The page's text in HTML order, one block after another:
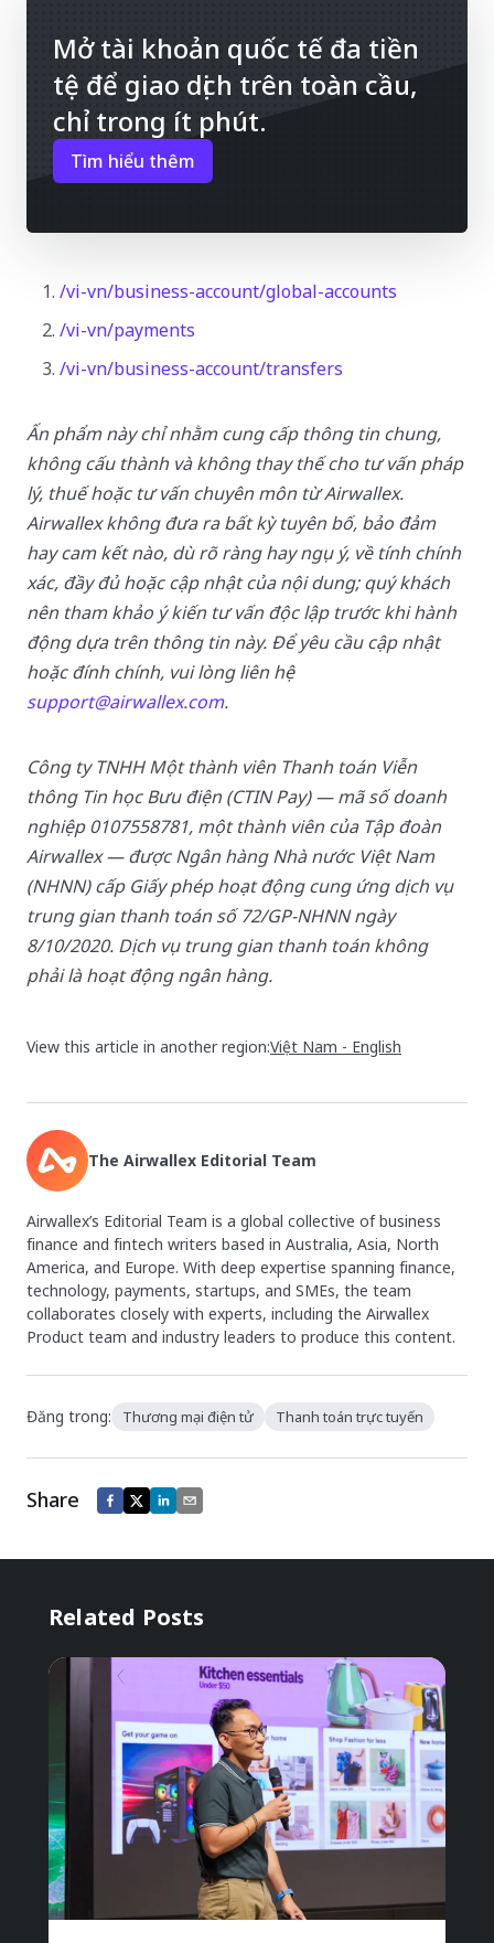
Mở tài khoản quốc tế đa tiền
tệ để giao dịch trên toàn cầu,
chỉ trong ít phút.
Tìm hiểu thêm
/vi-vn/business-account/global-accounts
/vi-vn/payments
/vi-vn/business-account/transfers
Ấn phẩm này chỉ nhằm cung cấp thông tin chung,
không cấu thành và không thay thế cho tư vấn pháp
lý, thuế hoặc tư vấn chuyên môn từ Airwallex.
Airwallex không đưa ra bất kỳ tuyên bố, bảo đảm
hay cam kết nào, dù rõ ràng hay ngụ ý, về tính chính
xác, đầy đủ hoặc cập nhật của nội dung; quý khách
nên tham khảo ý kiến tư vấn độc lập trước khi hành
động dựa trên thông tin này. Để yêu cầu cập nhật
hoặc đính chính, vui lòng liên hệ
support@airwallex.com.
Công ty TNHH Một thành viên Thanh toán Viễn
thông Tin học Bưu điện (CTIN Pay) — mã số doanh
nghiệp 0107558781, một thành viên của Tập đoàn
Airwallex — được Ngân hàng Nhà nước Việt Nam
(NHNN) cấp Giấy phép hoạt động cung ứng dịch vụ
trung gian thanh toán số 72/GP-NHNN ngày
8/10/2020. Dịch vụ trung gian thanh toán không
phải là hoạt động ngân hàng.
View this article in another region:Việt Nam - English
The Airwallex Editorial Team
Airwallex’s Editorial Team is a global collective of business
finance and fintech writers based in Australia, Asia, North
America, and Europe. With deep expertise spanning finance,
technology, payments, startups, and SMEs, the team
collaborates closely with experts, including the Airwallex
Product team and industry leaders to produce this content.
Đăng trong: Thương mại điện tử Thanh toán trực tuyến
Share
Related Posts